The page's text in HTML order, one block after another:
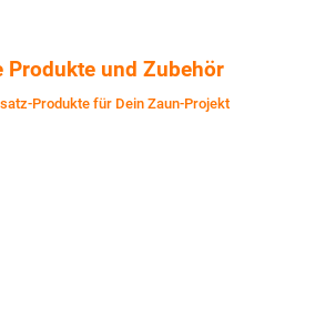
Produkte und Zubehör
Produkte für Dein Zaun-Projekt